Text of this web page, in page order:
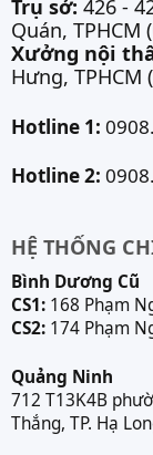
Trụ sở: 426 -
Quán, TPHCM
Xưởng nội
Hưng, TPHCM
Hotline 1:
Hotline 2:
HỆ THỐNG
Bình Dương Cũ
CS1:168 Phạm
CS2:174 Phạm
Quảng Ninh
712 T13K4B
Thắng, TP. Hạ